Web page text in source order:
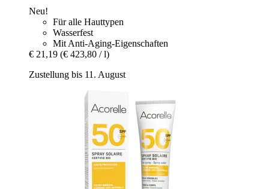
Neu!
Für alle Hauttypen
Wasserfest
Mit Anti-Aging-Eigenschaften
€ 21,19 (€ 423,80 / l)
Zustellung bis 11. August